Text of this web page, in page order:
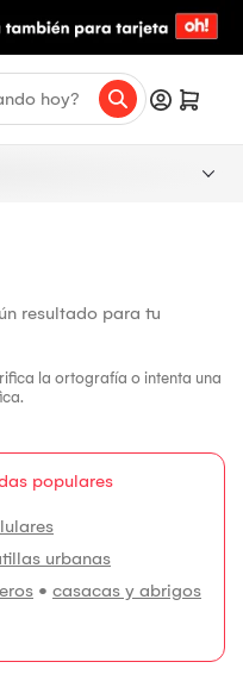
resultado para tu
la ortografía o intenta una
populares
urbanas
• casacas y abrigos